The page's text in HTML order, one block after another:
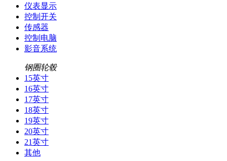
仪表显示
控制开关
传感器
控制电脑
影音系统
钢圈轮毂
15英寸
16英寸
17英寸
18英寸
19英寸
20英寸
21英寸
其他